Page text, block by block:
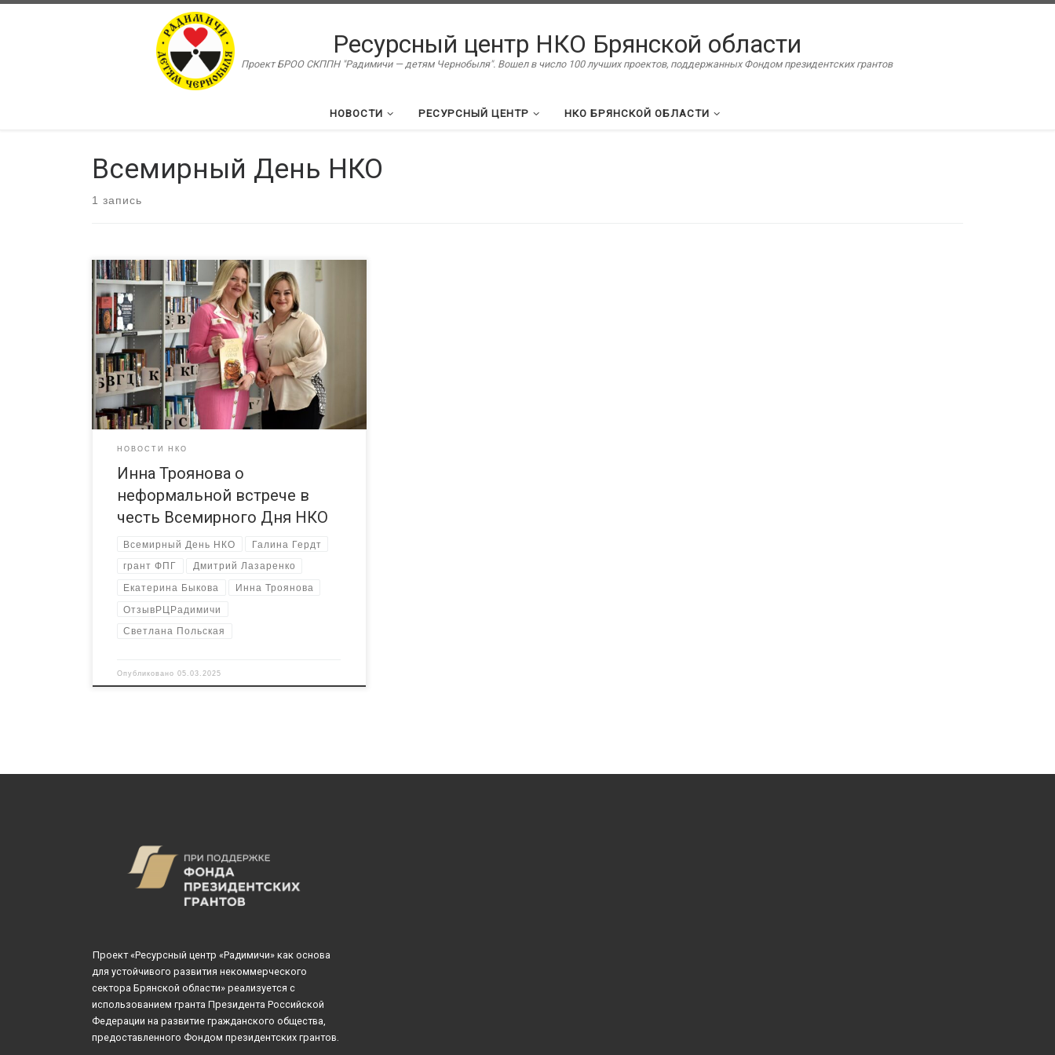
Ресурсный центр НКО Брянской области
Проект БРОО СКППН "Радимичи — детям Чернобыля". Вошел в число 100 лучших проектов, поддержанных Фондом президентских грантов
НОВОСТИ РЕСУРСНЫЙ ЦЕНТР НКО БРЯНСКОЙ ОБЛАСТИ
Всемирный День НКО
1 запись
Инна Троянова, руководитель АНО Центр
социального развития «ДЕЙСТВУЙ!», побывала на
Неформальной встрече лидеров, посвященной
Всемирному Дню НКО. Эту встречу организовал РЦ
«Радимичи» в рамках проекта «Ресурсный центр
«Радимичи» — системное сотрудничество для
устойчивого развития институтов гражданского
общества» при поддержке Фонда президентских
грантов. Далее впечатления Инны от первого лица.
Я считаю, […]
НОВОСТИ НКО
Инна Троянова о
неформальной встрече в
честь Всемирного Дня НКО
Всемирный День НКО Галина Гердт
грант ФПГ Дмитрий Лазаренко
Екатерина Быкова Инна Троянова
ОтзывРЦРадимичи
Светлана Польская
Опубликовано05.03.2025
Проект «Ресурсный центр «Радимичи» как основа
для устойчивого развития некоммерческого
сектора Брянской области» реализуется с
использованием гранта Президента Российской
Федерации на развитие гражданского общества,
предоставленного Фондом президентских грантов.